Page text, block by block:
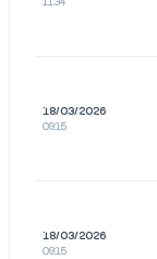
18/03/2026
09:15
18/03/2026
09:15